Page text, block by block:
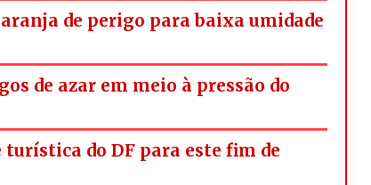
de perigo para baixa umidade
de azar em meio à pressão do
do DF para este fim de